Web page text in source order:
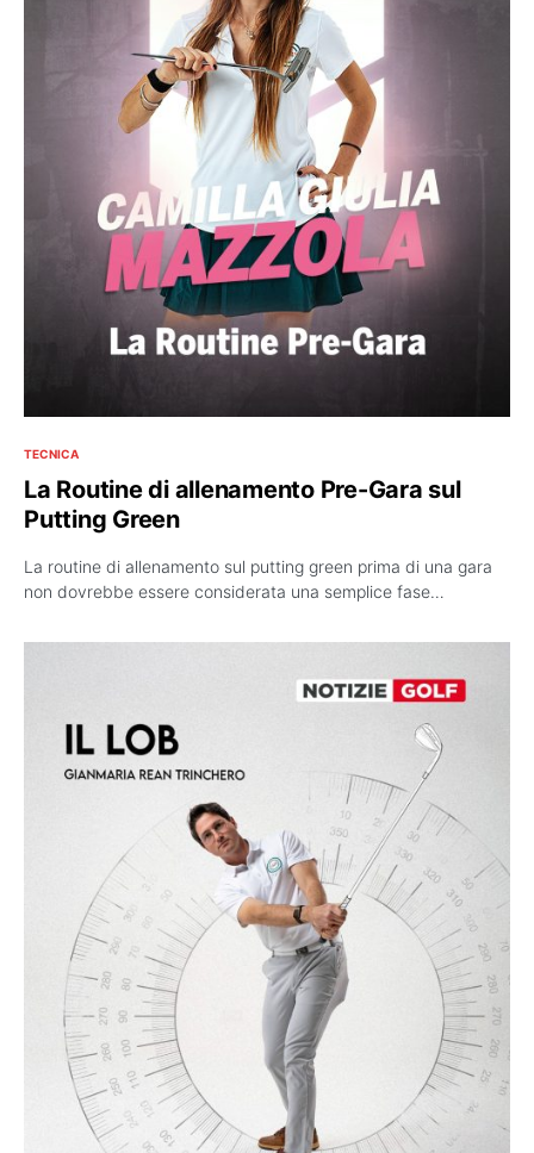
TECNICA
La Routine di allenamento Pre-Gara sul
Putting Green
La routine di allenamento sul putting green prima di una gara
non dovrebbe essere considerata una semplice fase…